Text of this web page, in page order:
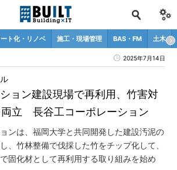
ト化・リノベ 施工・現場管理 BAS・FM 土木
2025年7月14日
ョン建設現場で再利用、竹害対
立 長谷工コーポレーション
ンは、福岡大学と共同開発した建設汚泥の
、竹林整備で伐採した竹をチップ化して、
固化材として再利用する取り組みを始め